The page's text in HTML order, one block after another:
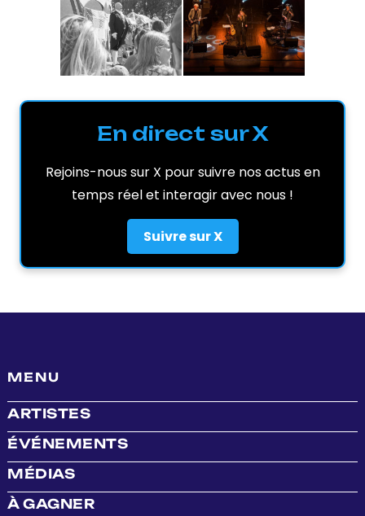
En direct sur X
Rejoins-nous sur X pour suivre nos actus en
temps réel et interagir avec nous !
Suivre sur X
MENU
ARTISTES
ÉVÉNEMENTS
MÉDIAS
À GAGNER